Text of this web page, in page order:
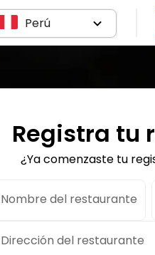
Perú
Registra tu
¿Ya comenzaste tu
Nombre del restaurante
Dirección del restaurante